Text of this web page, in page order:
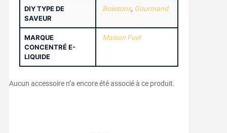
DIY TYPE DE
SAVEUR
Boissons, Gourmand
MARQUE
CONCENTRÉ E-
LIQUIDE
Maison Fuel
Aucun accessoire n’a encore été associé à ce produit.